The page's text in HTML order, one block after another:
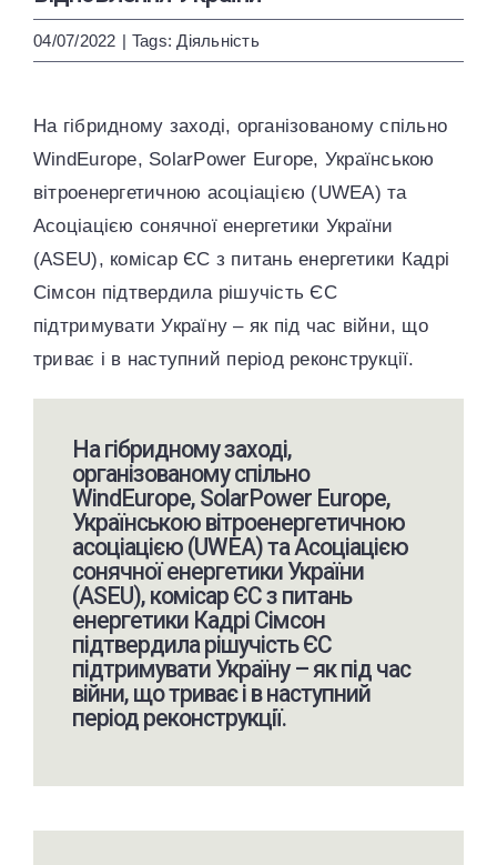
04/07/2022 | Tags:Діяльність
На гібридному заході, організованому спільно
WindEurope, SolarPower Europe, Українською
вітроенергетичною асоціацією (UWEA) та
Асоціацією сонячної енергетики України
(ASEU), комісар ЄС з питань енергетики Кадрі
Сімсон підтвердила рішучість ЄС
підтримувати Україну – як під час війни, що
триває і в наступний період реконструкції.
На гібридному заході,
організованому спільно
WindEurope, SolarPower Europe,
Українською вітроенергетичною
асоціацією (UWEA) та Асоціацією
сонячної енергетики України
(ASEU), комісар ЄС з питань
енергетики Кадрі Сімсон
підтвердила рішучість ЄС
підтримувати Україну – як під час
війни, що триває і в наступний
період реконструкції.